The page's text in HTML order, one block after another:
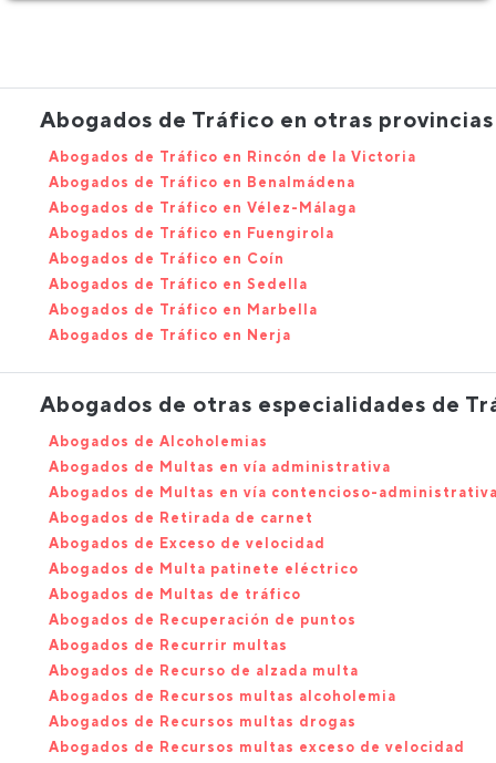
Abogados de Tráfico en otras provincias
Abogados de Tráfico en Rincón de la Victoria
Abogados de Tráfico en Benalmádena
Abogados de Tráfico en Vélez-Málaga
Abogados de Tráfico en Fuengirola
Abogados de Tráfico en Coín
Abogados de Tráfico en Sedella
Abogados de Tráfico en Marbella
Abogados de Tráfico en Nerja
Abogados de otras especialidades de
Abogados de Alcoholemias
Abogados de Multas en vía administrativa
Abogados de Multas en vía contencioso-
Abogados de Retirada de carnet
Abogados de Exceso de velocidad
Abogados de Multa patinete eléctrico
Abogados de Multas de tráfico
Abogados de Recuperación de puntos
Abogados de Recurrir multas
Abogados de Recurso de alzada multa
Abogados de Recursos multas alcoholemia
Abogados de Recursos multas drogas
Abogados de Recursos multas exceso de velocidad